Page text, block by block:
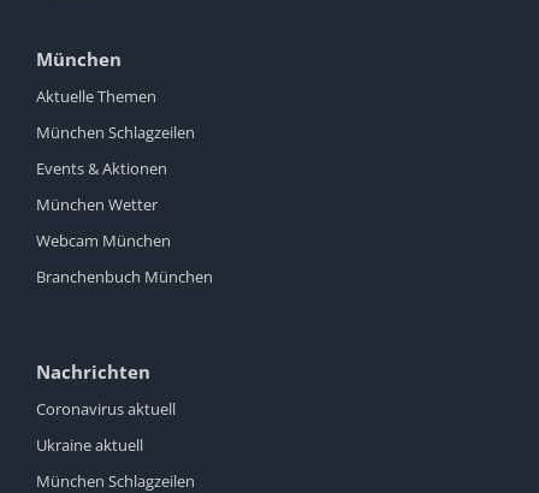
München
Aktuelle Themen
München Schlagzeilen
Events & Aktionen
München Wetter
Webcam München
Branchenbuch München
Nachrichten
Coronavirus aktuell
Ukraine aktuell
München Schlagzeilen